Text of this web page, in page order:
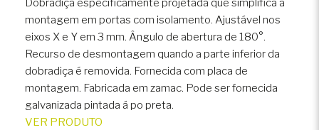
Dobradiça especificamente projetada que simplifica a
montagem em portas com isolamento. Ajustável nos
eixos X e Y em 3 mm. Ângulo de abertura de 180°.
Recurso de desmontagem quando a parte inferior da
dobradiça é removida. Fornecida com placa de
montagem. Fabricada em zamac. Pode ser fornecida
galvanizada pintada á po preta.
VER PRODUTO